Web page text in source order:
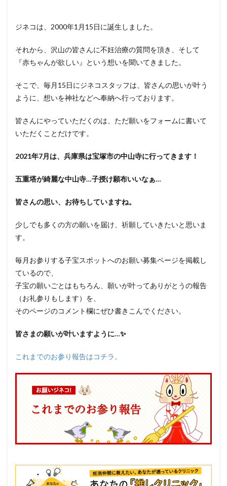
ジネコは、2000年1月15日に誕生しました。
それから、沢山の皆さんに不妊治療の質問を頂き、そして
『赤ちゃんが欲しい』という想いを聞いてきました。
そこで、毎月15日にジネコスタッフは、皆さんの思いが叶う
ように、想いを神社などへ奉納へ行っております。
皆さんにやっていただくのは、ただ願いをフォームに書いて
いただくことだけです。
2021年7月は、兵庫県は宝塚市の中山寺に行ってきます！
五重塔が綺麗な中山寺…子授け願布いいなぁ…
皆さんの思い、お待ちしていますね。
少しでも多くの方の願いを届け、祈願していきたいと思いま
す。
毎月お参りする子宝スポットへのお願い募集ページを掲載し
ているので、
子宝の願いごとはもちろん、願いが叶ってありがとうの報告
（お礼参りもします）を、
そのページのコメント欄にぜひ書きこんでください。
皆さまの願いが叶いますように…✨
これまでのお参り報告はコチラ。